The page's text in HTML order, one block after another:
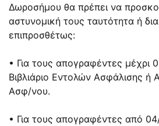
Δωροσήμου θα πρέπει να
αστυνομική τους ταυτότητα ή
επιπροσθέτως:
• Για τους απογραφέντες
Βιβλιάριο Εντολών Ασφάλισης
Ασφ/νου.
• Για τους απογραφέντες από